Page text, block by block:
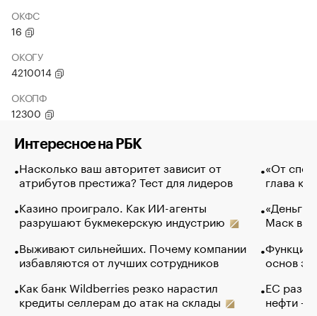
ОКФС
16
ОКОГУ
4210014
ОКОПФ
12300
Интересное на РБК
Насколько ваш авторитет зависит от
атрибутов престижа? Тест для лидеров
Казино проиграло. Как ИИ-агенты
разрушают букмекерскую индустрию
Выживают сильнейших. Почему компании
избавляются от лучших сотрудников
Как банк Wildberries резко нарастил
кредиты селлерам до атак на склады
«От
глава
«Деньги
Маск в
Функции
основ
ЕС
нефти —